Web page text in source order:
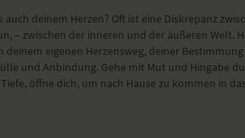
deinem Herzen? Oft ist eine Diskrepanz
– zwischen der inneren und der äußeren Welt.
deinem eigenen Herzensweg, deiner
und Anbindung. Gehe mit Mut und Hingabe
öffne dich, um nach Hause zu kommen in
wird sich nach dieser Yogapraxis weich und